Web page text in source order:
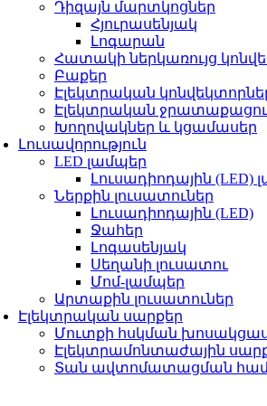
Դիզայն մարտկոցներ
Հյուրասենյակ
Լոգարան
Հատակի ներկառույց
Բաքեր
Էլեկտրական
Էլեկտրական
Խողովակներ և կցամասեր
Լուսավորություն
LED լամպեր
Լուսադիոդային (LED)
Ներքին լուսատուներ
Լուսադիոդային (LED)
Ջահեր
Լոգասենյակ
Սեղանի լուսատու
Մոմ-լամպեր
Արտաքին լուսատուներ
Էլեկտրական սարքեր
Մուտքի հսկման
Էլեկտրամոնտաժային
Տան ավտոմատացման